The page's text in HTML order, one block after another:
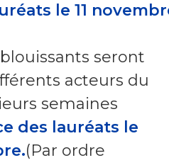
le 11
seront
acteurs du
semaines
des lauréats le
(Par ordre